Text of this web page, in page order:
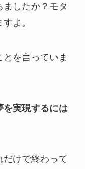
したか？モタ
よ。
とを言っていま
を実現するには
けで終わって